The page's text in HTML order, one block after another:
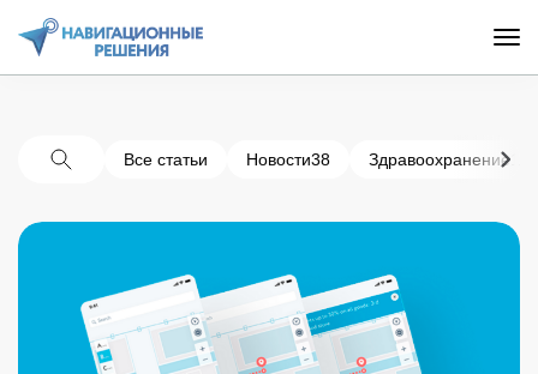
Все статьи Новости38 Здравоохранение
Поиск